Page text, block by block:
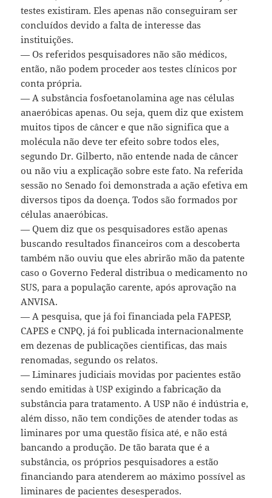
testes existiram. Eles apenas não conseguiram ser
concluídos devido a falta de interesse das
instituições.
— Os referidos pesquisadores não são médicos,
então, não podem proceder aos testes clínicos por
conta própria.
— A substância fosfoetanolamina age nas células
anaeróbicas apenas. Ou seja, quem diz que existem
muitos tipos de câncer e que não significa que a
molécula não deve ter efeito sobre todos eles,
segundo Dr. Gilberto, não entende nada de câncer
ou não viu a explicação sobre este fato. Na referida
sessão no Senado foi demonstrada a ação efetiva em
diversos tipos da doença. Todos são formados por
células anaeróbicas.
— Quem diz que os pesquisadores estão apenas
buscando resultados financeiros com a descoberta
também não ouviu que eles abrirão mão da patente
caso o Governo Federal distribua o medicamento no
SUS, para a população carente, após aprovação na
ANVISA.
— A pesquisa, que já foi financiada pela FAPESP,
CAPES e CNPQ, já foi publicada internacionalmente
em dezenas de publicações cientificas, das mais
renomadas, segundo os relatos.
— Liminares judiciais movidas por pacientes estão
sendo emitidas à USP exigindo a fabricação da
substância para tratamento. A USP não é indústria e,
além disso, não tem condições de atender todas as
liminares por uma questão física até, e não está
bancando a produção. De tão barata que é a
substância, os próprios pesquisadores a estão
financiando para atenderem ao máximo possível as
liminares de pacientes desesperados.